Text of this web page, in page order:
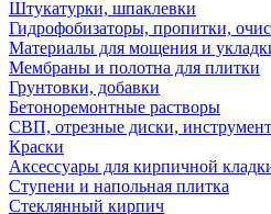
Штукатурки, шпаклевки
Гидрофобизаторы, пропитки,
Материалы для мощения и
Мембраны и полотна для плитки
Грунтовки, добавки
Бетоноремонтные растворы
СВП, отрезные диски,
Краски
Аксессуары для кирпичной
Ступени и напольная плитка
Cтеклянный кирпич